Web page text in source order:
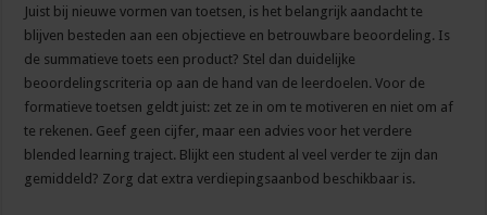
Juist bij nieuwe vormen van toetsen, is het belangrijk aandacht te
blijven besteden aan een objectieve en betrouwbare beoordeling. Is
de summatieve toets een product? Stel dan duidelijke
beoordelingscriteria op aan de hand van de leerdoelen. Voor de
formatieve toetsen geldt juist: zet ze in om te motiveren en niet om af
te rekenen. Geef geen cijfer, maar een advies voor het verdere
blended learning traject. Blijkt een student al veel verder te zijn dan
gemiddeld? Zorg dat extra verdiepingsaanbod beschikbaar is.